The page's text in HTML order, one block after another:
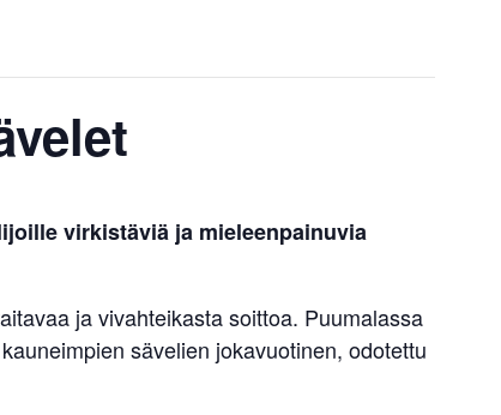
virkistäviä ja mieleenpainuvia
ja vivahteikasta soittoa. Puumalassa
sävelien jokavuotinen, odotettu